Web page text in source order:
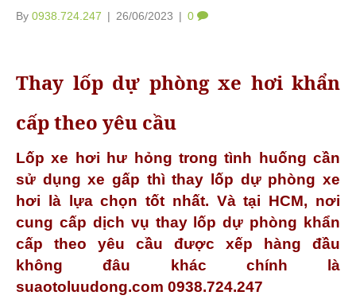
By 0938.724.247 | 26/06/2023 | 0
Thay lốp dự phòng xe hơi khẩn
cấp theo yêu cầu
Lốp xe hơi hư hỏng trong tình huống cần
sử dụng xe gấp thì thay lốp dự phòng xe
hơi là lựa chọn tốt nhất. Và tại HCM, nơi
cung cấp dịch vụ thay lốp dự phòng khẩn
cấp theo yêu cầu được xếp hàng đầu
không đâu khác chính là
suaotoluudong.com 0938.724.247